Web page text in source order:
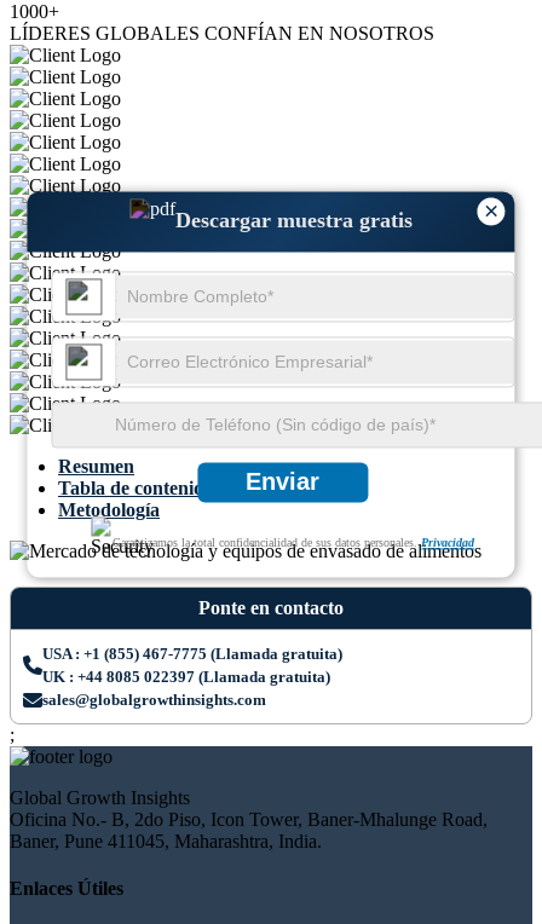
1000+
LÍDERES GLOBALES CONFÍAN EN NOSOTROS
Resumen
Tabla de contenido
Metodología
×
Descargar muestra gratis
Enviar
Garantizamos la total confidencialidad de sus datos personales.Privacidad
Ponte en contacto
USA : +1 (855) 467-7775 (Llamada gratuita)
UK : +44 8085 022397 (Llamada gratuita)
sales@globalgrowthinsights.com
;
Global Growth Insights
Oficina No.- B, 2do Piso, Icon Tower, Baner-Mhalunge Road,
Baner, Pune 411045, Maharashtra, India.
Enlaces Útiles